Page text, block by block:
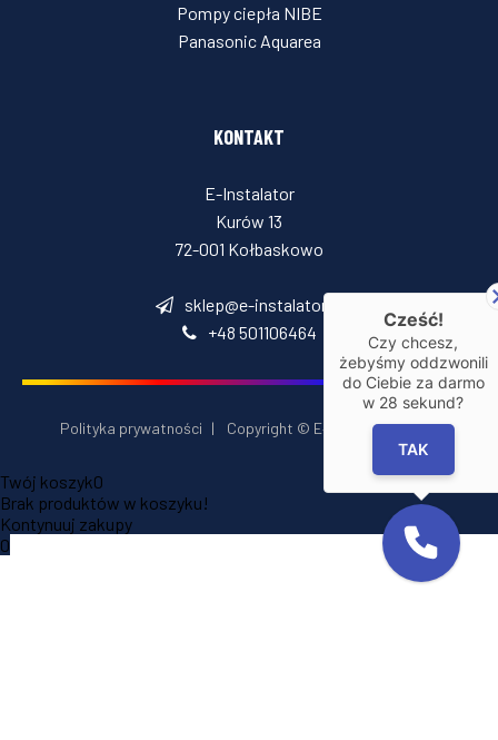
Pompy ciepła NIBE
Panasonic Aquarea
KONTAKT
E-Instalator
Kurów 13
72-001 Kołbaskowo
sklep@e-instalator.pl
+48 501106464
Polityka prywatności | Copyright © E‑Installator 2026
Twój koszyk0
Brak produktów w koszyku!
Kontynuuj zakupy
0
Cześć!
Czy chcesz,
żebyśmy oddzwonili
do Ciebie za darmo
w 28 sekund?
TAK